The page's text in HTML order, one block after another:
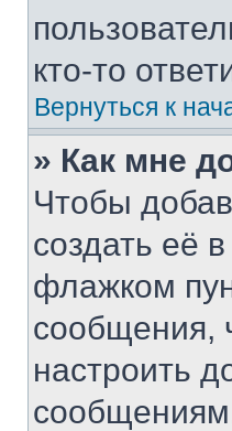
кто-то
Вернуться к
» Как мне
Чтобы
создать её
флажком
сообщения,
настроить